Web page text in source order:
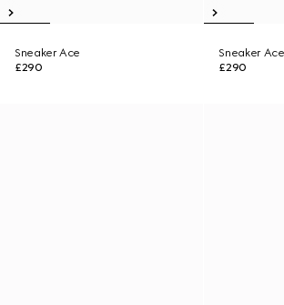
Sneaker Ace
£290
Sneaker Ace
£290